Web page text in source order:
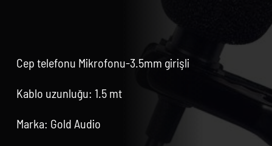
Cep telefonu Mikrofonu-3.5mm girişli
Kablo uzunluğu: 1.5 mt
Marka: Gold Audio